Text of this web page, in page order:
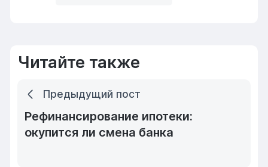
Читайте также
Предыдущий пост
Рефинансирование ипотеки:
окупится ли смена банка